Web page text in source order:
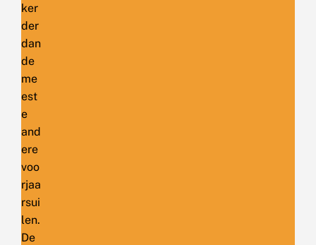
ker
der
dan
de
me
est
e
and
ere
voo
rjaa
rsui
len.
De